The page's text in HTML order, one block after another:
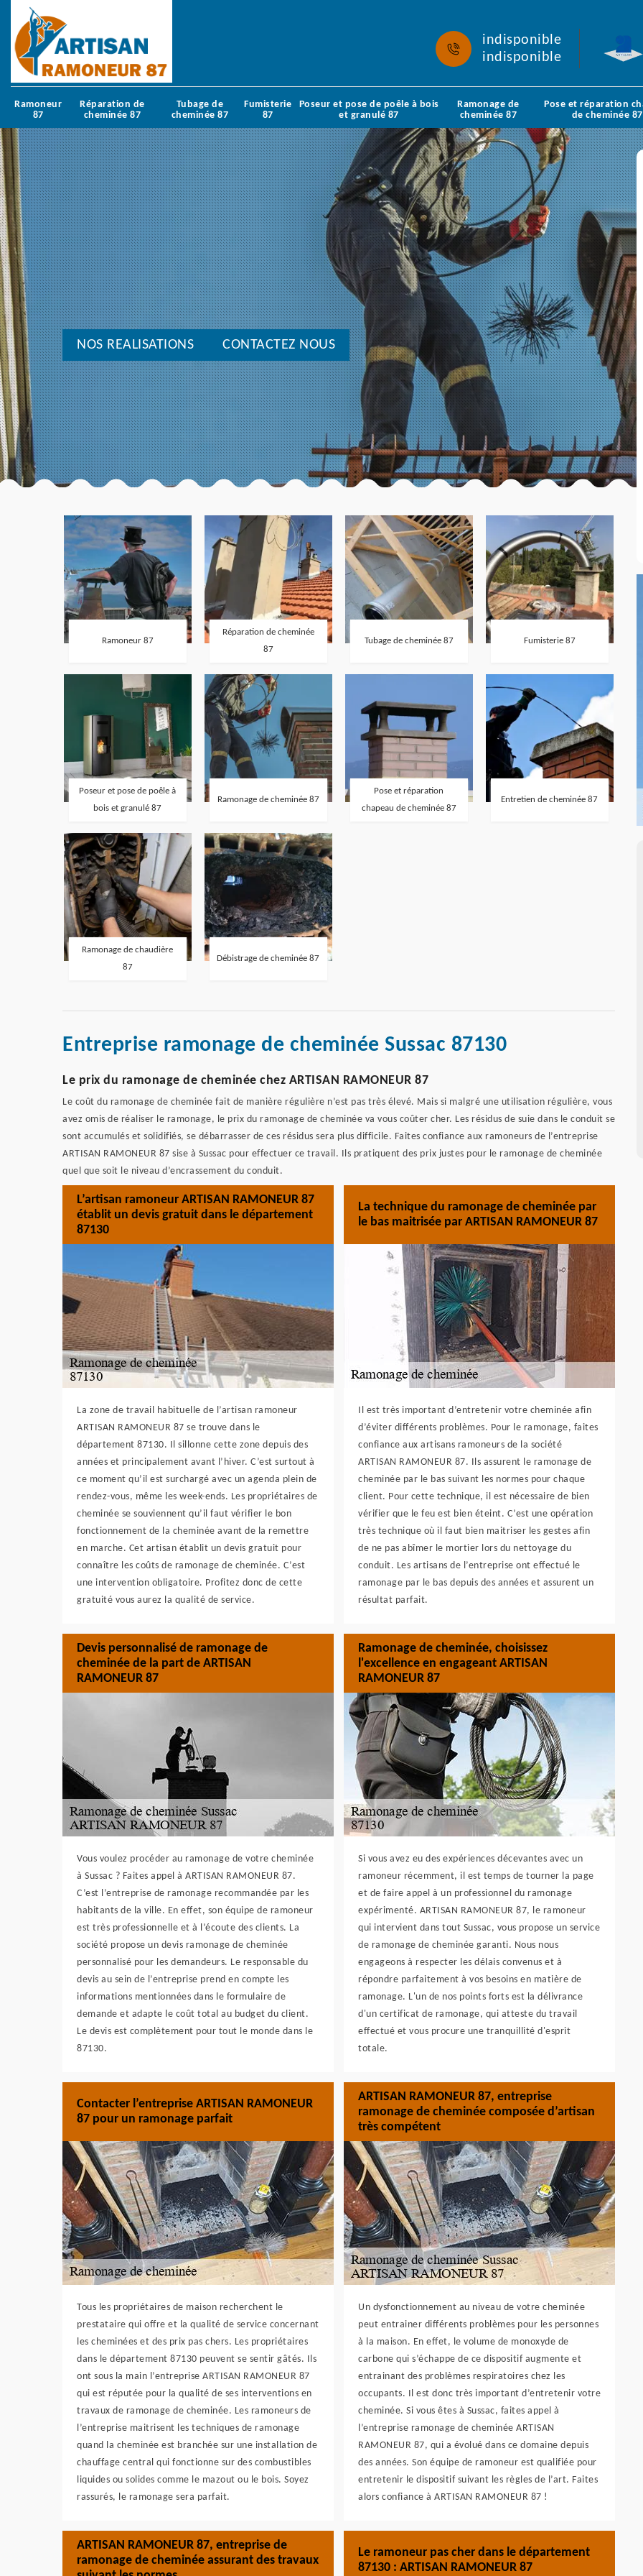
indisponible
indisponible
Ramoneur
87
Réparation de
cheminée 87
Tubage de
cheminée 87
Fumisterie
87
Poseur et pose de poêle à bois
et granulé 87
Ramonage de
cheminée 87
Pose et réparation
de cheminée 87
NOS REALISATIONS CONTACTEZ NOUS
Ramoneur 87
Réparation de cheminée
87
Tubage de cheminée 87 Fumisterie 87
Poseur et pose de poêle à
bois et granulé 87
Ramonage de cheminée 87
Pose et réparation
chapeau de cheminée 87
Entretien de cheminée 87
Ramonage de chaudière
87
Débistrage de cheminée 87
Entreprise ramonage de cheminée Sussac 87130
Le prix du ramonage de cheminée chez ARTISAN RAMONEUR 87
Le coût du ramonage de cheminée fait de manière régulière n’est pas très élevé. Mais si malgré une utilisation régulière, vous
avez omis de réaliser le ramonage, le prix du ramonage de cheminée va vous coûter cher. Les résidus de suie dans le conduit se
sont accumulés et solidifiés, se débarrasser de ces résidus sera plus difficile. Faites confiance aux ramoneurs de l’entreprise
ARTISAN RAMONEUR 87 sise à Sussac pour effectuer ce travail. Ils pratiquent des prix justes pour le ramonage de cheminée
quel que soit le niveau d’encrassement du conduit.
L’artisan ramoneur ARTISAN RAMONEUR 87
établit un devis gratuit dans le département
87130
La zone de travail habituelle de l’artisan ramoneur
ARTISAN RAMONEUR 87 se trouve dans le
département 87130. Il sillonne cette zone depuis des
années et principalement avant l’hiver. C’est surtout à
ce moment qu’il est surchargé avec un agenda plein de
rendez-vous, même les week-ends. Les propriétaires de
cheminée se souviennent qu’il faut vérifier le bon
fonctionnement de la cheminée avant de la remettre
en marche. Cet artisan établit un devis gratuit pour
connaître les coûts de ramonage de cheminée. C’est
une intervention obligatoire. Profitez donc de cette
gratuité vous aurez la qualité de service.
La technique du ramonage de cheminée par
le bas maitrisée par ARTISAN RAMONEUR 87
Il est très important d’entretenir votre cheminée afin
d’éviter différents problèmes. Pour le ramonage, faites
confiance aux artisans ramoneurs de la société
ARTISAN RAMONEUR 87. Ils assurent le ramonage de
cheminée par le bas suivant les normes pour chaque
client. Pour cette technique, il est nécessaire de bien
vérifier que le feu est bien éteint. C’est une opération
très technique où il faut bien maitriser les gestes afin
de ne pas abîmer le mortier lors du nettoyage du
conduit. Les artisans de l’entreprise ont effectué le
ramonage par le bas depuis des années et assurent un
résultat parfait.
Devis personnalisé de ramonage de
cheminée de la part de ARTISAN
RAMONEUR 87
Vous voulez procéder au ramonage de votre cheminée
à Sussac ? Faites appel à ARTISAN RAMONEUR 87.
C’est l’entreprise de ramonage recommandée par les
habitants de la ville. En effet, son équipe de ramoneur
est très professionnelle et à l’écoute des clients. La
société propose un devis ramonage de cheminée
personnalisé pour les demandeurs. Le responsable du
devis au sein de l’entreprise prend en compte les
informations mentionnées dans le formulaire de
demande et adapte le coût total au budget du client.
Le devis est complètement pour tout le monde dans le
87130.
Ramonage de cheminée, choisissez
l'excellence en engageant ARTISAN
RAMONEUR 87
Si vous avez eu des expériences décevantes avec un
ramoneur récemment, il est temps de tourner la page
et de faire appel à un professionnel du ramonage
expérimenté. ARTISAN RAMONEUR 87, le ramoneur
qui intervient dans tout Sussac, vous propose un service
de ramonage de cheminée garanti. Nous nous
engageons à respecter les délais convenus et à
répondre parfaitement à vos besoins en matière de
ramonage. L'un de nos points forts est la délivrance
d'un certificat de ramonage, qui atteste du travail
effectué et vous procure une tranquillité d'esprit
totale.
Contacter l’entreprise ARTISAN RAMONEUR
87 pour un ramonage parfait
Tous les propriétaires de maison recherchent le
prestataire qui offre et la qualité de service concernant
les cheminées et des prix pas chers. Les propriétaires
dans le département 87130 peuvent se sentir gâtés. Ils
ont sous la main l’entreprise ARTISAN RAMONEUR 87
qui est réputée pour la qualité de ses interventions en
travaux de ramonage de cheminée. Les ramoneurs de
l’entreprise maitrisent les techniques de ramonage
quand la cheminée est branchée sur une installation de
chauffage central qui fonctionne sur des combustibles
liquides ou solides comme le mazout ou le bois. Soyez
rassurés, le ramonage sera parfait.
ARTISAN RAMONEUR 87, entreprise
ramonage de cheminée composée d’artisan
très compétent
Un dysfonctionnement au niveau de votre cheminée
peut entrainer différents problèmes pour les personnes
à la maison. En effet, le volume de monoxyde de
carbone qui s’échappe de ce dispositif augmente et
entrainant des problèmes respiratoires chez les
occupants. Il est donc très important d’entretenir votre
cheminée. Si vous êtes à Sussac, faites appel à
l’entreprise ramonage de cheminée ARTISAN
RAMONEUR 87, qui a évolué dans ce domaine depuis
des années. Son équipe de ramoneur est qualifiée pour
entretenir le dispositif suivant les règles de l’art. Faites
alors confiance à ARTISAN RAMONEUR 87 !
ARTISAN RAMONEUR 87, entreprise de
ramonage de cheminée assurant des travaux
Le ramoneur pas cher dans le département
87130 : ARTISAN RAMONEUR 87